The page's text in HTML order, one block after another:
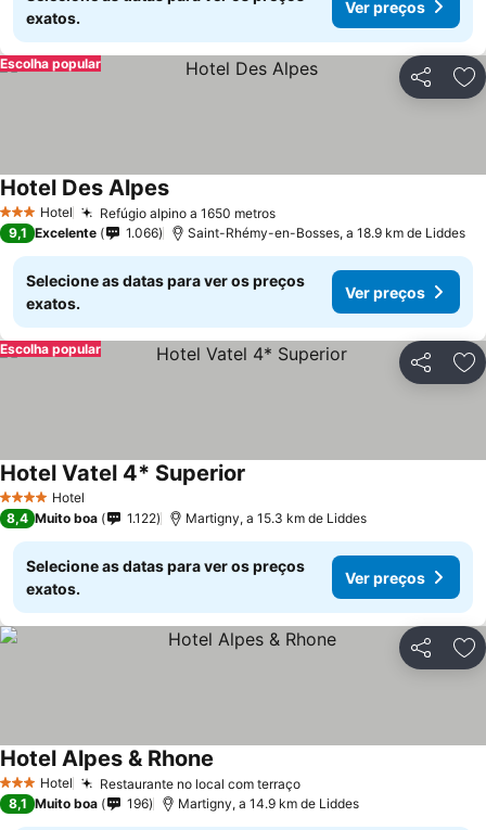
exatos.
Ver preços
Partilhar
Escolha popular
3 EstrelasHotel Refúgio alpino a 1650 metros
Hotel Des Alpes
9,1 Excelente 1.066 Saint-Rhémy-en-Bosses, a 18.9 km de Liddes
Selecione as datas para ver os preços
exatos.
Ver preços
Partilhar
Escolha popular
4 EstrelasHotel
Hotel Vatel 4* Superior
8,4 Muito boa 1.122 Martigny, a 15.3 km de Liddes
Selecione as datas para ver os preços
exatos.
Ver preços
Partilhar
3 EstrelasHotel Restaurante no local com terraço
Hotel Alpes & Rhone
8,1 Muito boa 196 Martigny, a 14.9 km de Liddes